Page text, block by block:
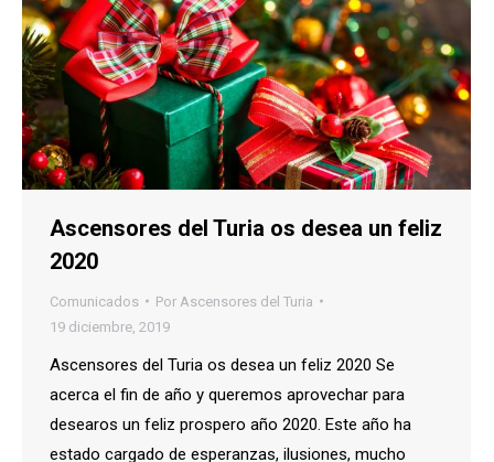
Ascensores del Turia os desea un feliz
2020
Comunicados Por Ascensores del Turia
19 diciembre, 2019
Ascensores del Turia os desea un feliz 2020 Se
acerca el fin de año y queremos aprovechar para
desearos un feliz prospero año 2020. Este año ha
estado cargado de esperanzas, ilusiones, mucho